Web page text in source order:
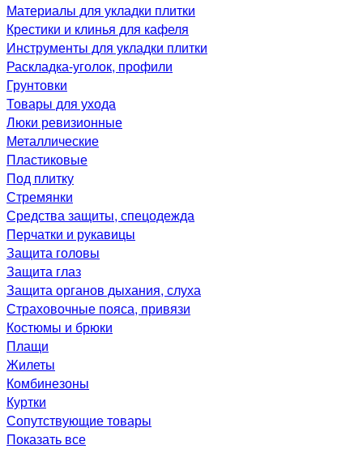
Материалы для укладки плитки
Крестики и клинья для кафеля
Инструменты для укладки плитки
Раскладка-уголок, профили
Грунтовки
Товары для ухода
Люки ревизионные
Металлические
Пластиковые
Под плитку
Стремянки
Средства защиты, спецодежда
Перчатки и рукавицы
Защита головы
Защита глаз
Защита органов дыхания, слуха
Страховочные пояса, привязи
Костюмы и брюки
Плащи
Жилеты
Комбинезоны
Куртки
Сопутствующие товары
Показать все